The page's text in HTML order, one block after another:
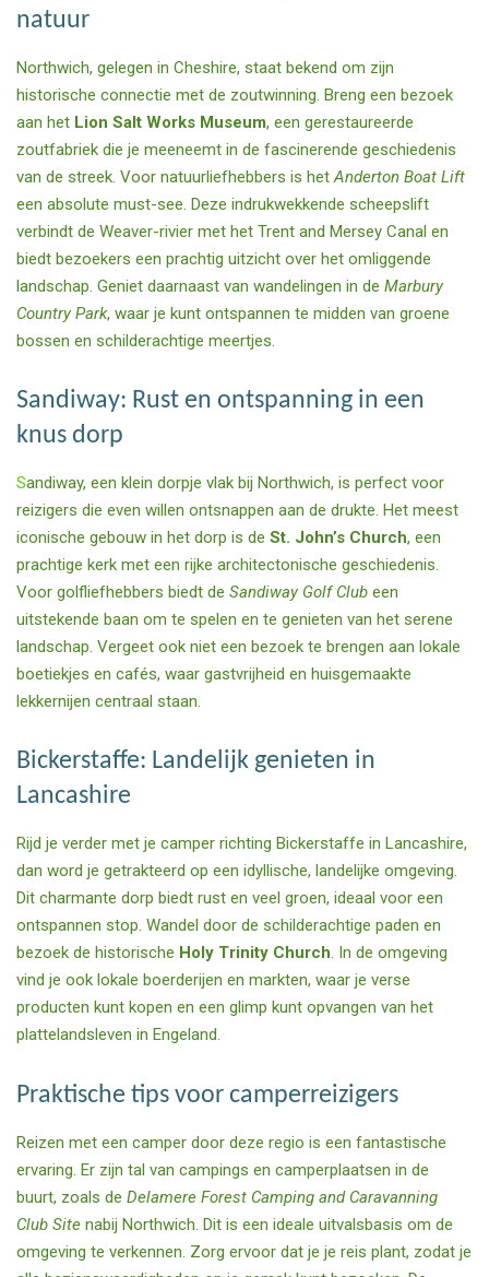
natuur
Northwich, gelegen in Cheshire, staat bekend om zijn
historische connectie met de zoutwinning. Breng een bezoek
aan het Lion Salt Works Museum, een gerestaureerde
zoutfabriek die je meeneemt in de fascinerende geschiedenis
van de streek. Voor natuurliefhebbers is hetAnderton Boat Lift
een absolute must-see. Deze indrukwekkende scheepslift
verbindt de Weaver-rivier met het Trent and Mersey Canal en
biedt bezoekers een prachtig uitzicht over het omliggende
landschap. Geniet daarnaast van wandelingen in de Marbury
Country Park, waar je kunt ontspannen te midden van groene
bossen en schilderachtige meertjes.
Sandiway: Rust en ontspanning in een
knus dorp
Sandiway, een klein dorpje vlak bij Northwich, is perfect voor
reizigers die even willen ontsnappen aan de drukte. Het meest
iconische gebouw in het dorp is de St. John’s Church, een
prachtige kerk met een rijke architectonische geschiedenis.
Voor golfliefhebbers biedt de Sandiway Golf Club een
uitstekende baan om te spelen en te genieten van het serene
landschap. Vergeet ook niet een bezoek te brengen aan lokale
boetiekjes en cafés, waar gastvrijheid en huisgemaakte
lekkernijen centraal staan.
Bickerstaffe: Landelijk genieten in
Lancashire
Rijd je verder met je camper richting Bickerstaffe in Lancashire,
dan word je getrakteerd op een idyllische, landelijke omgeving.
Dit charmante dorp biedt rust en veel groen, ideaal voor een
ontspannen stop. Wandel door de schilderachtige paden en
bezoek de historische Holy Trinity Church. In de omgeving
vind je ook lokale boerderijen en markten, waar je verse
producten kunt kopen en een glimp kunt opvangen van het
plattelandsleven in Engeland.
Praktische tips voor camperreizigers
Reizen met een camper door deze regio is een fantastische
ervaring. Er zijn tal van campings en camperplaatsen in de
buurt, zoals de Delamere Forest Camping and Caravanning
Club Site nabij Northwich. Dit is een ideale uitvalsbasis om de
omgeving te verkennen. Zorg ervoor dat je je reis plant, zodat je